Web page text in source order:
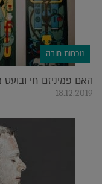
נוכחות חובה
האם פמיניזם חי
18.12.2019